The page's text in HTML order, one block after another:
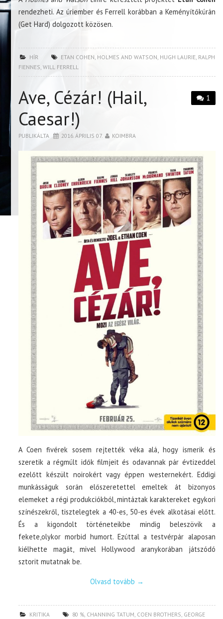
rendezheti. Az úriember és Ferrell korábban a Keményítőkúrán
(Get Hard) dolgozott közösen.
HÍR ETAN COHEN, HOLMES AND WATSON, HUGH LAURIE, RALPH
FIENNES,WILL FERRELL
1
Ave, Cézár! (Hail,
Caesar!)
PUBLIKÁLTA 2016. ÁPRILIS 07. KOIMBRA
A Coen fivérek sosem rejtették véka alá, hogy ismerik és
szeretik a régmúlt idők filmjeit és odavannak pár évtizeddel
ezelőtt készült noirokért vagy éppen westernekért. Eddigi
munkásságuk során előszeretettel emeltek át bizonyos
elemeket a régi produkciókból, mintáztak karaktereket egykori
színészekről, tisztelegtek a 40-es, 50-es évek alkotásai előtt.
És a kigondolt történeteikbe mindig beleszövik a
fekete,olykor morbid humort. Ezúttal a testvérpár alaposan
kiélhette magát, mivel Hollywood aranykorában játszódó
sztorit mutatnak be.
Olvasd tovább →
KRITIKA 80 %, CHANNING TATUM, COEN BROTHERS, GEORGE